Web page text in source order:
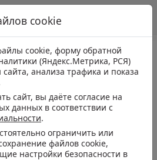
cookie
cookie, форму обратной
(Яндекс.Метрика, РСЯ)
анализа трафика и показа
сайт, вы даёте согласие на
данных в соответствии с
.
ограничить или
файлов cookie,
настройки безопасности в